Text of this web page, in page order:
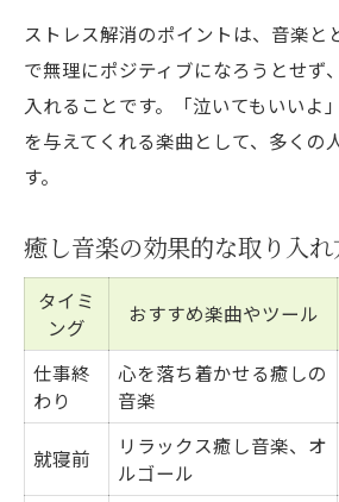
ストレス解消のポイントは、音楽と
で無理にポジティブになろうとせず
入れることです。「泣いてもいいよ
を与えてくれる楽曲として、多くの
す。
癒し音楽の効果的な取り入
タイミ
ング
おすすめ楽曲やツール
仕事終
わり
心を落ち着かせる癒しの
音楽
就寝前
リラックス癒し音楽、オ
ルゴール